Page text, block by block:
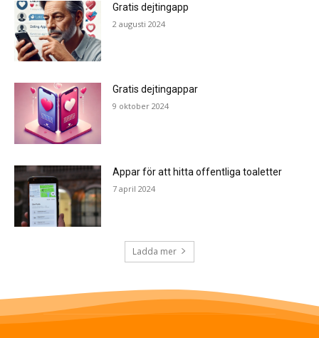
Gratis dejtingapp
2 augusti 2024
Gratis dejtingappar
9 oktober 2024
Appar för att hitta offentliga toaletter
7 april 2024
Ladda mer